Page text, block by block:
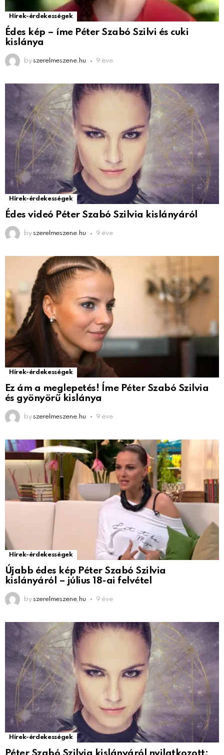
Hírek-érdekességek
Édes kép – íme Péter Szabó Szilvi és cuki
kislánya
by szerelmeszene.hu 9 éve
Hírek-érdekességek
Édes videó Péter Szabó Szilvia kislányáról
by szerelmeszene.hu 9 éve
Hírek-érdekességek
Ez ám a meglepetés! Íme Péter Szabó Szilvia
és gyönyörű kislánya
by szerelmeszene.hu 9 éve
Hírek-érdekességek
Újabb édes kép Péter Szabó Szilvia
kislányáról – július 18-ai felvétel
by szerelmeszene.hu 9 éve
Hírek-érdekességek
Péter Szabó Szilvia kislányáról nyilatkozott: